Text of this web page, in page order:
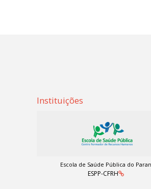
Instituições
Escola de Saúde Pública do
ESPP-CFRH